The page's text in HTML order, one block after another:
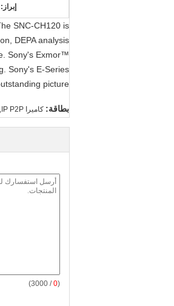
إبراز:
SNC-CH120 is
DEPA analysis
Sony's Exmor™
Sony's E-Series
picture
بطاقة: كاميرا IP P2P,كاميرا P2P,كاميرا الواي فاي
(
0
/ 3000)